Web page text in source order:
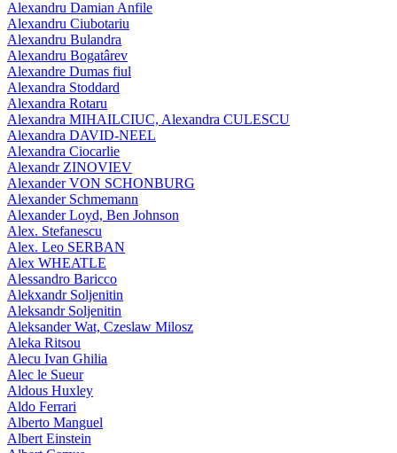
Alexandru Damian Anfile
Alexandru Ciubotariu
Alexandru Bulandra
Alexandru Bogatârev
Alexandre Dumas fiul
Alexandra Stoddard
Alexandra Rotaru
Alexandra MIHAILCIUC, Alexandra CULESCU
Alexandra DAVID-NEEL
Alexandra Ciocarlie
Alexandr ZINOVIEV
Alexander VON SCHONBURG
Alexander Schmemann
Alexander Loyd, Ben Johnson
Alex. Stefanescu
Alex. Leo SERBAN
Alex WHEATLE
Alessandro Baricco
Alekxandr Soljenitin
Aleksandr Soljenitin
Aleksander Wat, Czeslaw Milosz
Aleka Ritsou
Alecu Ivan Ghilia
Alec le Sueur
Aldous Huxley
Aldo Ferrari
Alberto Manguel
Albert Einstein